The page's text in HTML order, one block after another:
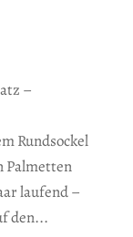
–
Rundsockel
Palmetten
laufend –
den...